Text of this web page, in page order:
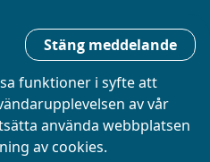
Stäng meddelande
funktioner i syfte att
av vår
använda webbplatsen
av cookies.